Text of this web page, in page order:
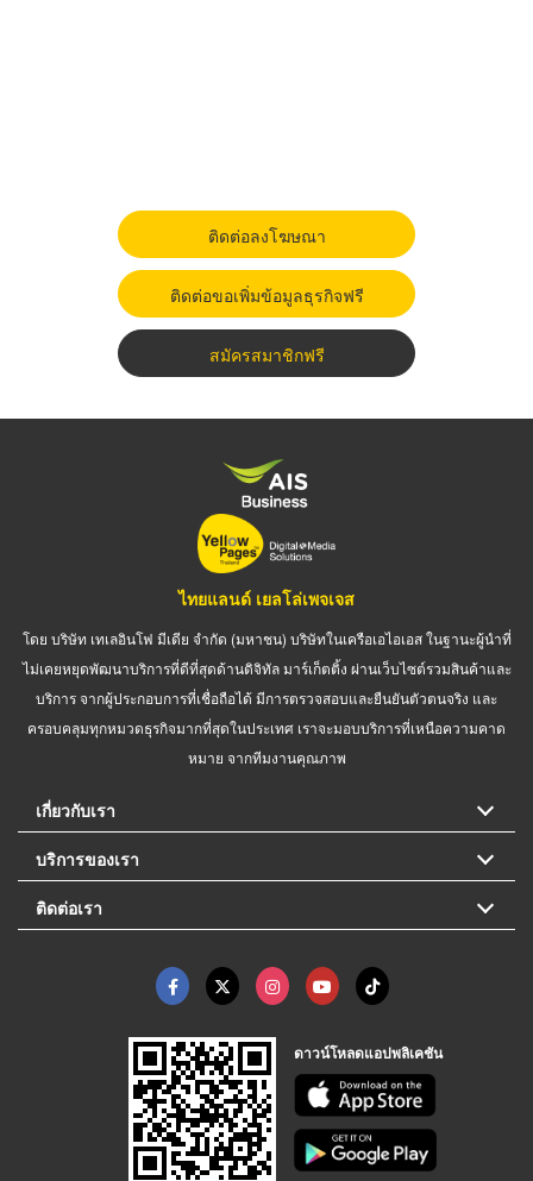
ติดต่อลงโฆษณา
ติดต่อขอเพิ่มข้อมูลธุรกิจฟรี
สมัครสมาชิกฟรี
ไทยแลนด์ เยลโล่เพจเจส
โดย บริษัท เทเลอินโฟ มีเดีย จำกัด (มหาชน) บริษัทในเครือเอไอเอส ในฐานะผู้นำที่
ไม่เคยหยุดพัฒนาบริการที่ดีที่สุดด้านดิจิทัล มาร์เก็ตติ้ง ผ่านเว็บไซต์รวมสินค้าและ
บริการ จากผู้ประกอบการที่เชื่อถือได้ มีการตรวจสอบและยืนยันตัวตนจริง และ
ครอบคลุมทุกหมวดธุรกิจมากที่สุดในประเทศ เราจะมอบบริการที่เหนือความคาด
หมาย จากทีมงานคุณภาพ
เกี่ยวกับเรา
บริการของเรา
ติดต่อเรา
ดาวน์โหลดแอปพลิเคชัน